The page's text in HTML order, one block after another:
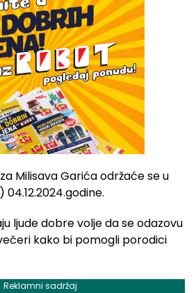
Milisava Garića održaće se u
ljude dobre volje da se odazovu
kako bi pomogli porodici
Reklamni sadržaj